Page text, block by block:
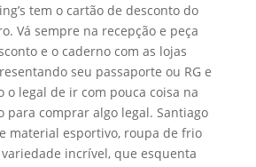
tem o cartão de desconto do
Vá sempre na recepção e peça
e o caderno com as lojas
seu passaporte ou RG e
o legal de ir com pouca coisa na
para comprar algo legal. Santiago
material esportivo, roupa de frio
incrível, que esquenta